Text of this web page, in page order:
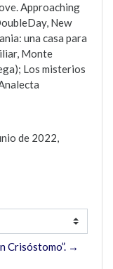
Approaching
New
una casa para
Monte
Los misterios
de 2022,
Crisóstomo”. →